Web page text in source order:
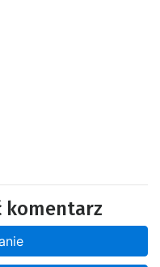
komentarz